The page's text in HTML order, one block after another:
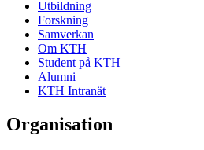
Utbildning
Forskning
Samverkan
Om KTH
Student på KTH
Alumni
KTH Intranät
Organisation